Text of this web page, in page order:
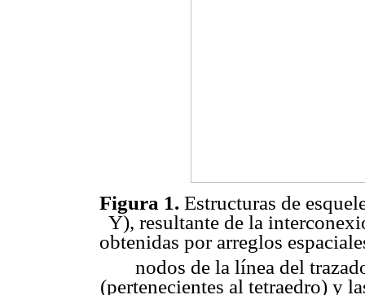
Figura 1. Estructuras de
Y), resultante de la
obtenidas por arreglos
nodos de la línea del
(pertenecientes al tetraedro) y